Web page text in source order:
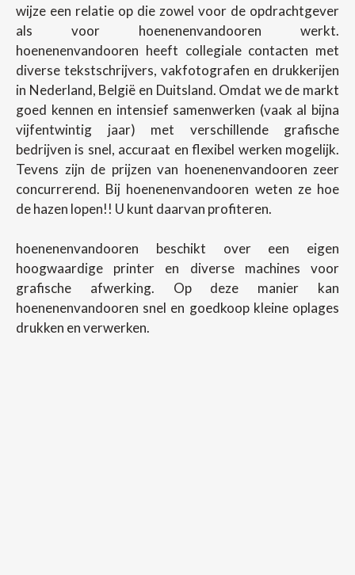
wijze een relatie op die zowel voor de opdrachtgever
als voor hoenenenvandooren werkt.
hoenenenvandooren heeft collegiale contacten met
diverse tekstschrijvers, vakfotografen en drukkerijen
in Nederland, België en Duitsland. Omdat we de markt
goed kennen en intensief samenwerken (vaak al bijna
vijfentwintig jaar) met verschillende grafische
bedrijven is snel, accuraat en flexibel werken mogelijk.
Tevens zijn de prijzen van hoenenenvandooren zeer
concurrerend. Bij hoenenenvandooren weten ze hoe
de hazen lopen!! U kunt daarvan profiteren.
hoenenenvandooren beschikt over een eigen
hoogwaardige printer en diverse machines voor
grafische afwerking. Op deze manier kan
hoenenenvandooren snel en goedkoop kleine oplages
drukken en verwerken.